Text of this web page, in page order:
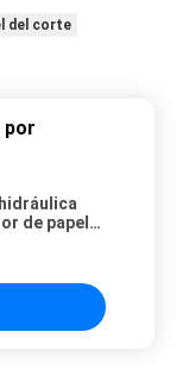
del corte
por
de papel